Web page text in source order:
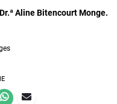
Aline Bitencourt Monge.